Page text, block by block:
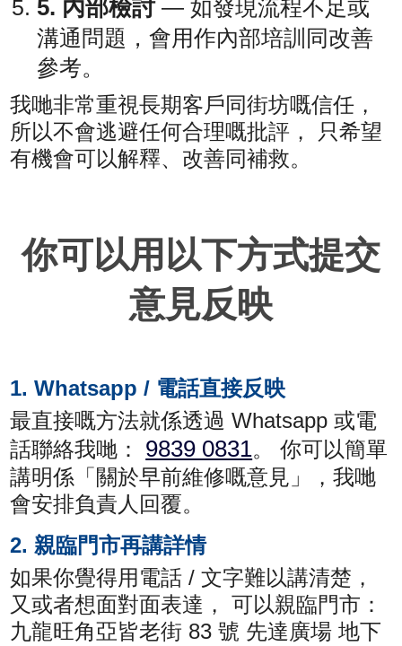
5. 內部檢討— 如發現流程不足或
溝通問題，會用作內部培訓同改善
參考。
我哋非常重視長期客戶同街坊嘅信任，
所以不會逃避任何合理嘅批評， 只希望
有機會可以解釋、改善同補救。
你可以用以下方式提交
意見反映
1. Whatsapp / 電話直接反映
最直接嘅方法就係透過 Whatsapp 或電
話聯絡我哋： 9839 0831。 你可以簡單
講明係「關於早前維修嘅意見」，我哋
會安排負責人回覆。
2. 親臨門市再講詳情
如果你覺得用電話 / 文字難以講清楚，
又或者想面對面表達， 可以親臨門市：
九龍旺角亞皆老街 83 號 先達廣場 地下